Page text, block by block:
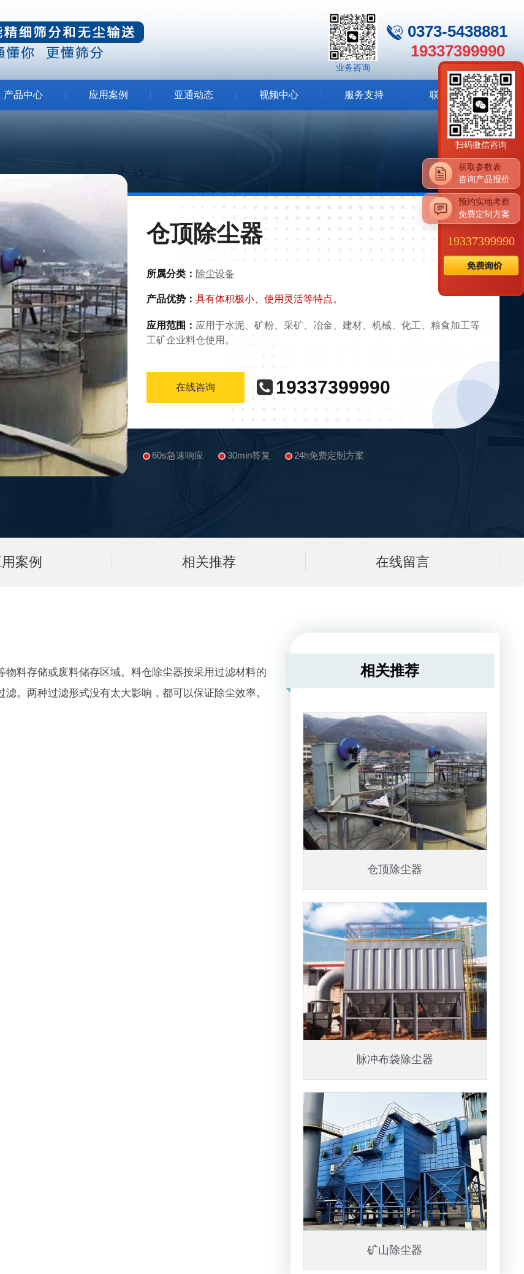
0373-5438881
19337399990
业务咨询
产品中心 应用案例
医药行业
亚通动态 视频中心 服务支持 联系我们
仓顶除尘器
所属分类： 除尘设备
产品优势： 具有体积极小、使用灵活等特点。
应用范围： 应用于水泥、矿粉、采矿、冶金、建材、机械、化工、粮食加工等
工矿企业料仓使用。
在线咨询 19337399990
60s急速响应 30min答复 24h免费定制方案
案例 相关推荐 在线留言
料存储或废料储存区域。料仓除尘器按采用过滤材料的
。两种过滤形式没有太大影响，都可以保证除尘效率。
相关推荐
仓顶除尘器
脉冲布袋除尘器
矿山除尘器
扫码微信咨询
获取参数表
咨询产品报价
预约实地考察
免费定制方案
19337399990